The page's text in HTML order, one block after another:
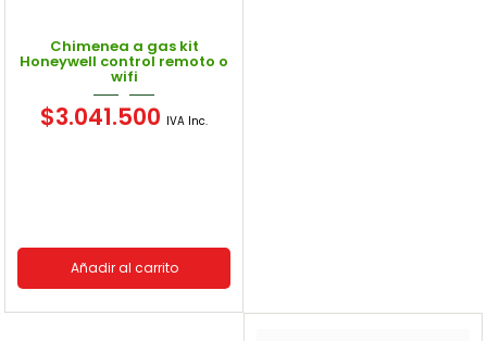
Chimenea a gas kit
Honeywell control remoto o
wifi
$3.041.500 IVA Inc.
Añadir al carrito